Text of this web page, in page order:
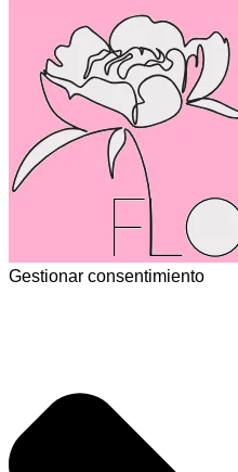
Gestionar consentimiento